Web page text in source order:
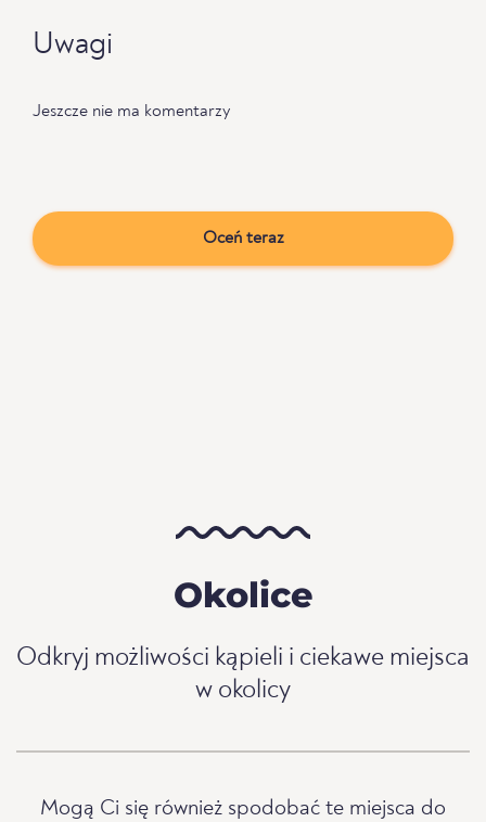
Uwagi
Jeszcze nie ma komentarzy
Oceń teraz
Okolice
Odkryj możliwości kąpieli i ciekawe miejsca
w okolicy
Mogą Ci się również spodobać te miejsca do